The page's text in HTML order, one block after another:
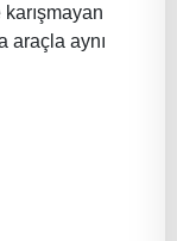
araçla aynı